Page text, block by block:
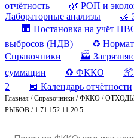
отчётность
🌿 РОП и
Лабораторные анализы
🤝
🏢 Постановка на учёт
выбросов (НДВ)
♻️
Справочники
🏭
суммации
♻️ ФККО
2
📅 Календарь отчётности
Главная /Справочники /ФККО /
РЫБОВ / 1 71 152 11 20 5